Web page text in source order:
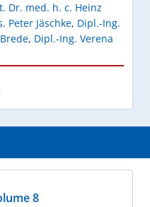
Dr. med. h. c. Heinz
Peter Jäschke, Dipl.-Ing.
, Dipl.-Ing. Verena
8